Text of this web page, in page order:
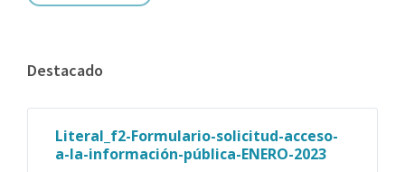
Destacado
Literal_f2-Formulario-solicitud-acceso-
a-la-información-pública-ENERO-2023